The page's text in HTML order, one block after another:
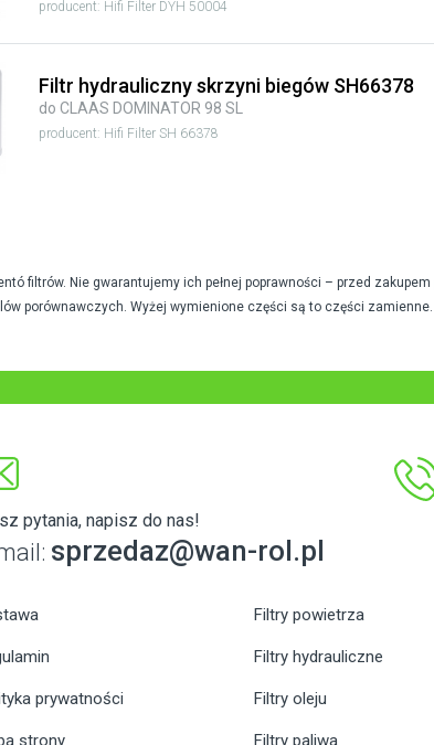
producent: Hifi Filter DYH 50004
Filtr hydrauliczny skrzyni biegów SH66378
do CLAAS DOMINATOR 98 SL
producent: Hifi Filter SH 66378
filtrów. Nie gwarantujemy ich pełnej poprawności – przed
porównawczych. Wyżej wymienione części są to części zamienne.
pytania, napisz do nas!
sprzedaz@wan-rol.pl
prywatności
strony
Filtry powietrza
Filtry hydrauliczne
Filtry oleju
Filtry paliwa